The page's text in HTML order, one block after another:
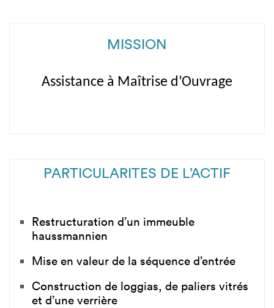
MISSION
Assistance à Maîtrise d’Ouvrage
PARTICULARITES DE L’ACTIF
Restructuration d’un immeuble
haussmannien
Mise en valeur de la séquence d’entrée
Construction de loggias, de paliers vitrés
et d’une verrière